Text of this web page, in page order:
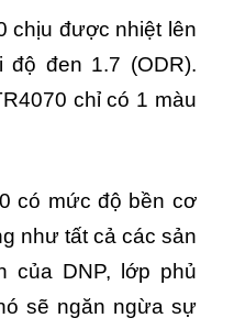
chịu được nhiệt lên
độ đen 1.7 (ODR).
chỉ có 1 màu
có mức độ bền cơ
như tất cả các sản
của DNP, lớp phủ
sẽ ngăn ngừa sự